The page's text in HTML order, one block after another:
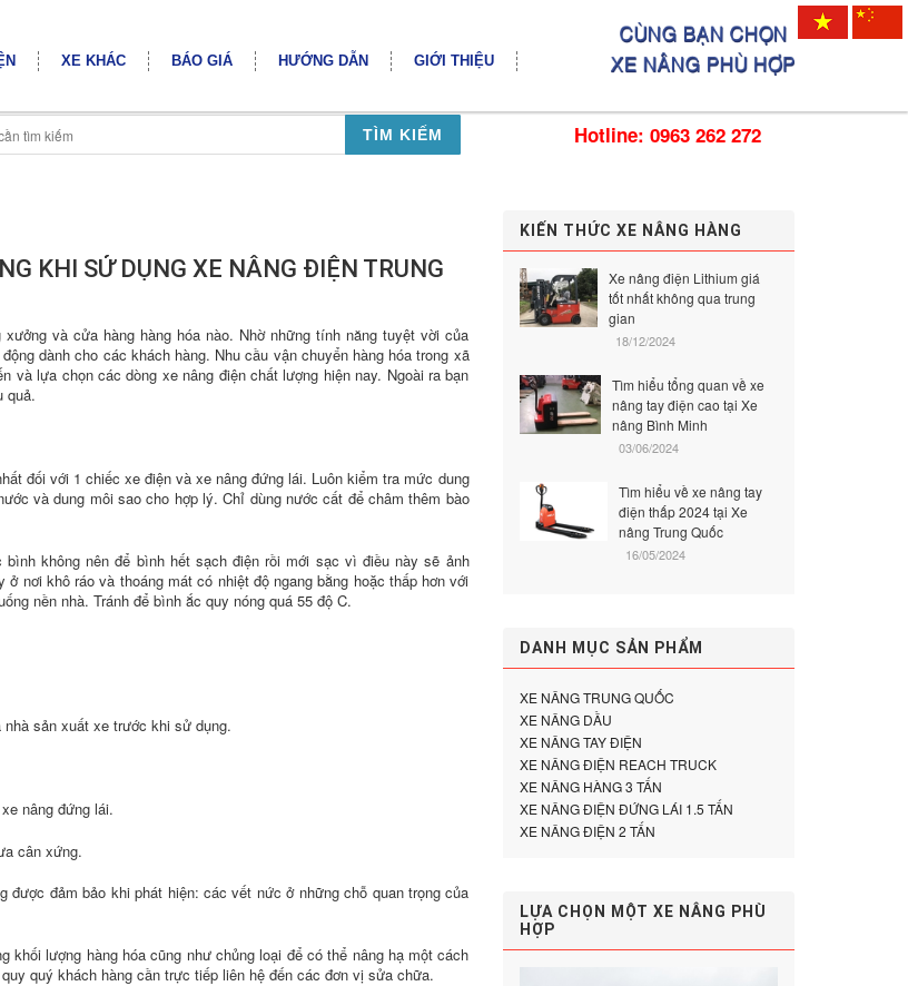
XE KHÁC BÁO GIÁ HƯỚNG DẪN GIỚI THIỆU
TÌM KIẾM Hotline: 0963 262 272
KHI SỬ DỤNG XE NÂNG ĐIỆN TRUNG
và cửa hàng hàng hóa nào. Nhờ những tính năng tuyệt vời của
dành cho các khách hàng. Nhu cầu vận chuyển hàng hóa trong xã
lựa chọn các dòng xe nâng điện chất lượng hiện nay. Ngoài ra bạn
quả.
đối với 1 chiếc xe điện và xe nâng đứng lái. Luôn kiểm tra mức dung
và dung môi sao cho hợp lý. Chỉ dùng nước cất để châm thêm bào
không nên để bình hết sạch điện rồi mới sạc vì điều này sẽ ảnh
nơi khô ráo và thoáng mát có nhiệt độ ngang bằng hoặc thấp hơn với
nền nhà. Tránh để bình ắc quy nóng quá 55 độ C.
sản xuất xe trước khi sử dụng.
nâng đứng lái.
cân xứng.
đảm bảo khi phát hiện: các vết nức ở những chỗ quan trọng của
khối lượng hàng hóa cũng như chủng loại để có thể nâng hạ một cách
quý khách hàng cần trực tiếp liên hệ đến các đơn vị sửa chữa.
KIẾN THỨC XE NÂNG HÀNG
Xe nâng điện Lithium giá
tốt nhất không qua trung
gian
18/12/2024
Tìm hiểu tổng quan về xe
nâng tay điện cao tại Xe
nâng Bình Minh
03/06/2024
Tìm hiểu về xe nâng tay
điện thấp 2024 tại Xe
nâng Trung Quốc
16/05/2024
DANH MỤC SẢN PHẨM
XE NÂNG TRUNG QUỐC
XE NÂNG DẦU
XE NÂNG TAY ĐIỆN
XE NÂNG ĐIỆN REACH TRUCK
XE NÂNG HÀNG 3 TẤN
XE NÂNG ĐIỆN ĐỨNG LÁI 1.5 TẤN
XE NÂNG ĐIỆN 2 TẤN
LỰA CHỌN MỘT XE NÂNG PHÙ
HỢP